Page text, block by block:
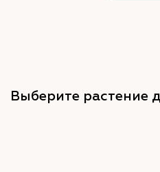
Выберите растение